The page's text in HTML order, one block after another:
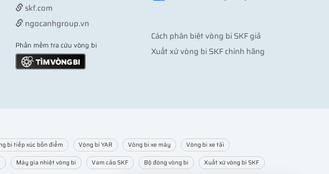
skf.com
ngocanhgroup.vn
Phần mềm tra cứu vòng bi
Cách phân biệt vòng bi SKF giả
Xuất xứ vòng bi SKF chính hãng
bi tiếp xúc bốn điểm Vòng bi YAR Vòng bi xe máy
Vòng bi xe tải
Máy gia nhiệt vòng bi Vam cảo SKF Bộ đóng vòng bi
Xuất xứ vòng bi SKF